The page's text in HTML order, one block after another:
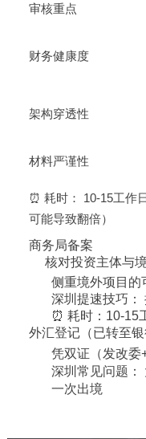
审核重点
财务健康度
架构穿透性
材料严谨性
⏰ 耗时： 10-15工作
可能导致翻倍）
商务局备案
核对投资主体与
侧重境外项目的
深圳提速技巧：
⏰ 耗时：10-15
外汇登记（已转至银
凭双证（发改委
深圳常见问题：
一次出境